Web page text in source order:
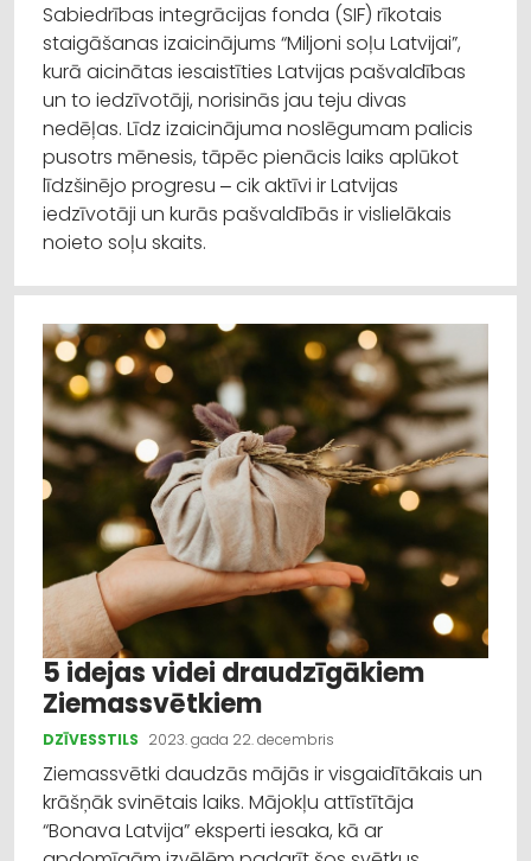
Sabiedrības integrācijas fonda (SIF) rīkotais
staigāšanas izaicinājums “Miljoni soļu Latvijai”,
kurā aicinātas iesaistīties Latvijas pašvaldības
un to iedzīvotāji, norisinās jau teju divas
nedēļas. Līdz izaicinājuma noslēgumam palicis
pusotrs mēnesis, tāpēc pienācis laiks aplūkot
līdzšinējo progresu ‒ cik aktīvi ir Latvijas
iedzīvotāji un kurās pašvaldībās ir vislielākais
noieto soļu skaits.
5 idejas videi draudzīgākiem
Ziemassvētkiem
DZĪVESSTILS 2023. gada 22. decembris
Ziemassvētki daudzās mājās ir visgaidītākais un
krāšņāk svinētais laiks. Mājokļu attīstītāja
“Bonava Latvija” eksperti iesaka, kā ar